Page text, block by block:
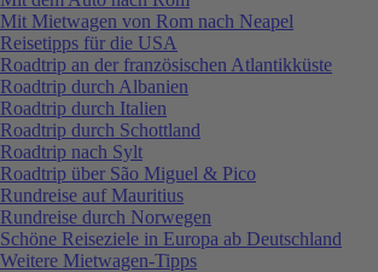
Mit Mietwagen von Rom nach Neapel
Reisetipps für die USA
Roadtrip an der französischen Atlantikküste
Roadtrip durch Albanien
Roadtrip durch Italien
Roadtrip durch Schottland
Roadtrip nach Sylt
Roadtrip über São Miguel & Pico
Rundreise auf Mauritius
Rundreise durch Norwegen
Schöne Reiseziele in Europa ab Deutschland
Weitere Mietwagen-Tipps